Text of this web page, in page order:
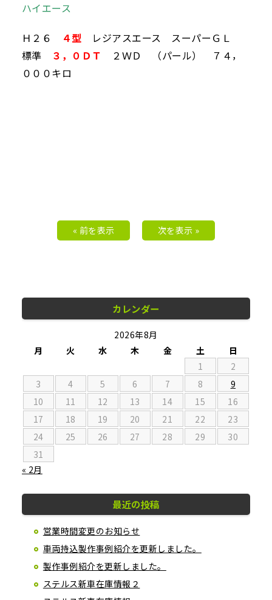
ハイエース
Ｈ２６ ４型 レジアスエース スーパーＧＬ
標準
３，０ＤＴ
２ＷＤ （パール） ７４，
０００キロ
« 前を表示 次を表示 »
カレンダー
2026年8月
月
火 水 木 金 土
日
1
2
3
4 5 6 7 8
9
10
11 12 13 14 15
16
17
18 19 20 21 22
23
24
25 26 27 28 29
30
31
« 2月
最近の投稿
営業時間変更のお知らせ
車両持込製作事例紹介を更新しました。
製作事例紹介を更新しました。
ステルス新車在庫情報２